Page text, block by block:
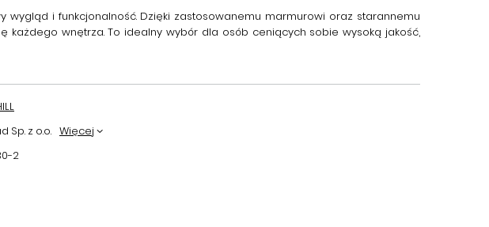
i funkcjonalność. Dzięki zastosowanemu marmurowi oraz starannemu
wnętrza. To idealny wybór dla osób ceniących sobie wysoką jakość,
Sp. z o.o. Więcej
2